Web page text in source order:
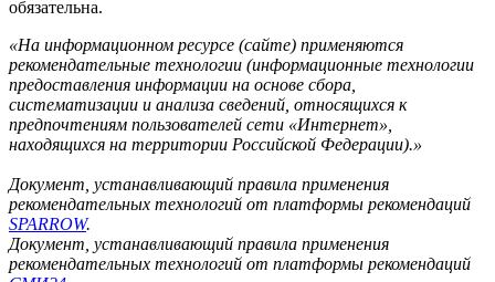
обязательна.
«На информационном ресурсе (сайте) применяются
рекомендательные технологии (информационные технологии
предоставления информации на основе сбора,
систематизации и анализа сведений, относящихся к
предпочтениям пользователей сети «Интернет»,
находящихся на территории Российской Федерации).»
Документ, устанавливающий правила применения
рекомендательных технологий от платформы рекомендаций
SPARROW.
Документ, устанавливающий правила применения
рекомендательных технологий от платформы рекомендаций